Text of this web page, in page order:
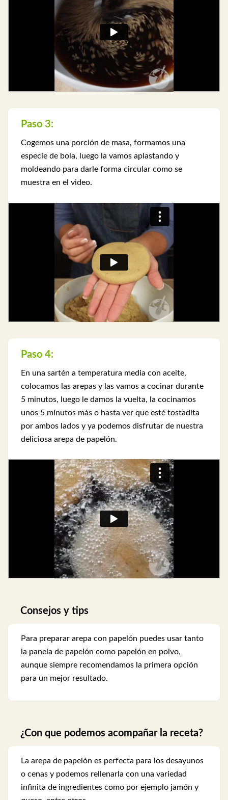
Paso 3:
Cogemos una porción de masa, formamos una
especie de bola, luego la vamos aplastando y
moldeando para darle forma circular como se
muestra en el video.
Paso 4:
En una sartén a temperatura media con aceite,
colocamos las arepas y las vamos a cocinar durante
5 minutos, luego le damos la vuelta, la cocinamos
unos 5 minutos más o hasta ver que esté tostadita
por ambos lados y ya podemos disfrutar de nuestra
deliciosa arepa de papelón.
Consejos y tips
Para preparar arepa con papelón puedes usar tanto
la panela de papelón como papelón en polvo,
aunque siempre recomendamos la primera opción
para un mejor resultado.
¿Con que podemos acompañar la receta?
La arepa de papelón es perfecta para los desayunos
o cenas y podemos rellenarla con una variedad
infinita de ingredientes como por ejemplo jamón y